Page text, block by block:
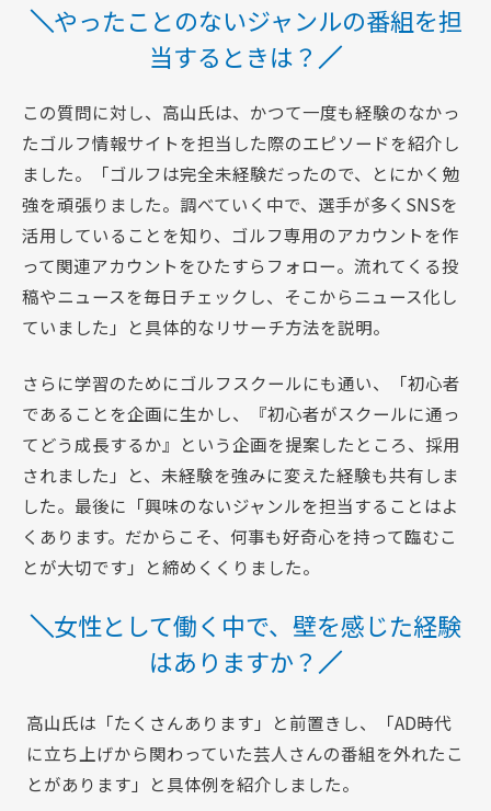
やったことのないジャンルの番組を担
当するときは？
この質問に対し、高山氏は、かつて一度も経験のなかっ
たゴルフ情報サイトを担当した際のエピソードを紹介し
ました。「ゴルフは完全未経験だったので、とにかく勉
強を頑張りました。調べていく中で、選手が多くSNSを
活用していることを知り、ゴルフ専用のアカウントを作
って関連アカウントをひたすらフォロー。流れてくる投
稿やニュースを毎日チェックし、そこからニュース化し
ていました」と具体的なリサーチ方法を説明。
さらに学習のためにゴルフスクールにも通い、「初心者
であることを企画に生かし、『初心者がスクールに通っ
てどう成長するか』という企画を提案したところ、採用
されました」と、未経験を強みに変えた経験も共有しま
した。最後に「興味のないジャンルを担当することはよ
くあります。だからこそ、何事も好奇心を持って臨むこ
とが大切です」と締めくくりました。
女性として働く中で、壁を感じた経験
はありますか？
高山氏は「たくさんあります」と前置きし、「AD時代
に立ち上げから関わっていた芸人さんの番組を外れたこ
とがあります」と具体例を紹介しました。